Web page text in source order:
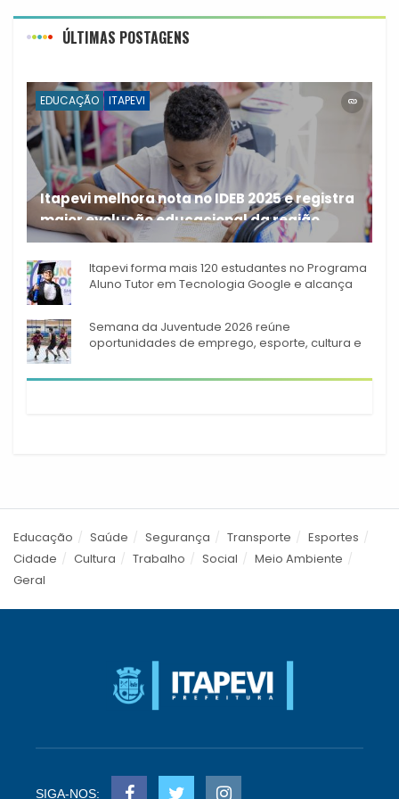
ÚLTIMAS POSTAGENS
EDUCAÇÃO ITAPEVI
Itapevi melhora nota no IDEB 2025 e registra
maior evolução educacional da região
A rede municipal de ensino
Itapevi forma mais 120 estudantes no Programa
Aluno Tutor em Tecnologia Google e alcança
Semana da Juventude 2026 reúne
oportunidades de emprego, esporte, cultura e
Educação Saúde Segurança Transporte
Esportes
Cidade
Cultura Trabalho Social
Meio Ambiente
Geral
SIGA-NOS: